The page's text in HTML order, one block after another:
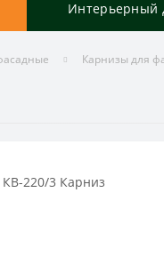
Интерьерный
Карнизы для